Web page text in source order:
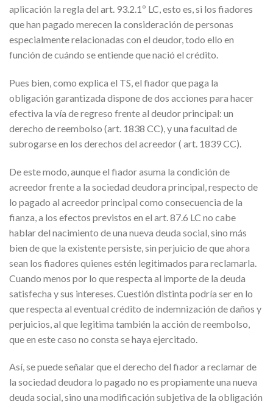
aplicación la regla del art. 93.2.1º LC, esto es, si los fiadores
que han pagado merecen la consideración de personas
especialmente relacionadas con el deudor, todo ello en
función de cuándo se entiende que nació el crédito.
Pues bien, como explica el TS, el fiador que paga la
obligación garantizada dispone de dos acciones para hacer
efectiva la vía de regreso frente al deudor principal: un
derecho de reembolso (art. 1838 CC), y una facultad de
subrogarse en los derechos del acreedor ( art. 1839 CC).
De este modo, aunque el fiador asuma la condición de
acreedor frente a la sociedad deudora principal, respecto de
lo pagado al acreedor principal como consecuencia de la
fianza, a los efectos previstos en el art. 87.6 LC no cabe
hablar del nacimiento de una nueva deuda social, sino más
bien de que la existente persiste, sin perjuicio de que ahora
sean los fiadores quienes estén legitimados para reclamarla.
Cuando menos por lo que respecta al importe de la deuda
satisfecha y sus intereses. Cuestión distinta podría ser en lo
que respecta al eventual crédito de indemnización de daños y
perjuicios, al que legitima también la acción de reembolso,
que en este caso no consta se haya ejercitado.
Así, se puede señalar que el derecho del fiador a reclamar de
la sociedad deudora lo pagado no es propiamente una nueva
deuda social, sino una modificación subjetiva de la obligación